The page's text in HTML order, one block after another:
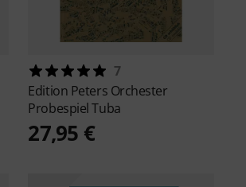
7
Edition Peters Orchester
Probespiel Tuba
27,95 €